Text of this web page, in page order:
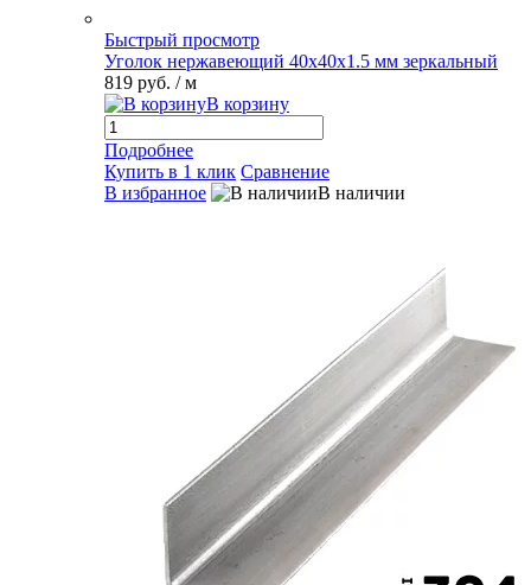
Быстрый просмотр
Уголок нержавеющий 40х40х1.5 мм зеркальный
819 руб. / м
В корзину
Подробнее
Купить в 1 клик Сравнение
В избранное
В наличии